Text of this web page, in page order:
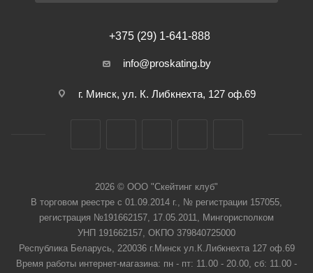
+375 (29) 1-641-888
info@proskating.by
г. Минск, ул. К. Либкнехта, 127 оф.69
2026 © ООО "Скейтинг клуб"
В торговом реестре с 01.09.2014 г., № регистрации 157055,
регистрация №191662157, 17.05.2011, Мингорисполком
УНП 191662157, ОКПО 379840725000
Республика Беларусь, 220036 г.Минск ул.К.Либкнехта 127 оф.69
Время работы интернет-магазина: пн - пт: 11.00 - 20.00, сб: 11.00 -